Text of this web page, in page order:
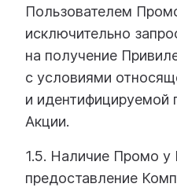
Пользователем
исключительно
на получение
с условиями
и
Акции.
1.5. Наличие Промо у
предоставление